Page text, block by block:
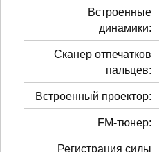
Встроенные
динамики:
Сканер отпечатков
пальцев:
Встроенный проектор:
FM-тюнер:
Регистрация силы